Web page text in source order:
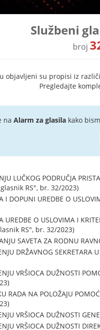
Službeni
broj
objavljeni su propisi iz
Pregledajte
na Alarm za glasilakako
LUČKOG PODRUČJA
RS", br. 32/2023)
I DOPUNI UREDBE O
UREDBE O USLOVIMA I
RS", br. 32/2023)
SAVETA ZA RODNU
DRŽAVNOG
VRŠIOCA DUŽNOSTI
RADA NA POLOŽAJU
VRŠIOCA DUŽNOSTI
VRŠIOCA DUŽNOSTI